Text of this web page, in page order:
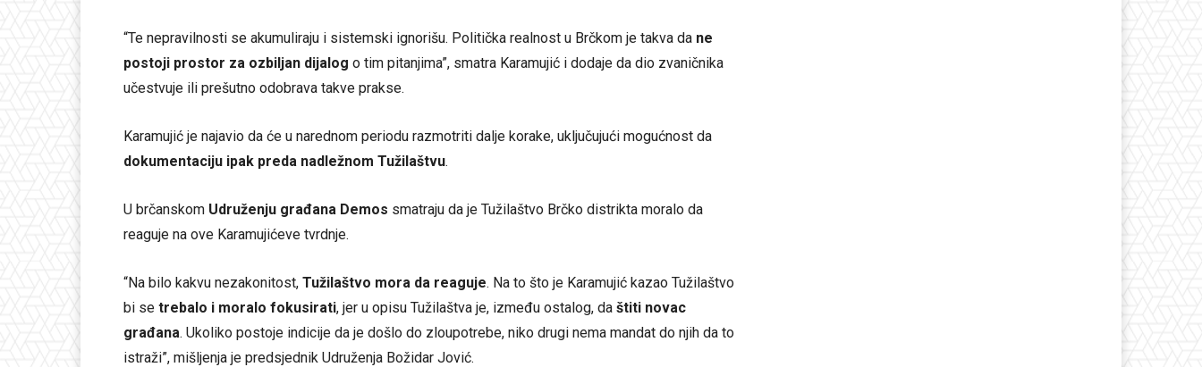
“Te nepravilnosti se akumuliraju i sistemski ignorišu. Politička realnost u Brčkom je takva da ne
postoji prostor za ozbiljan dijalog o tim pitanjima”, smatra Karamujić i dodaje da dio zvaničnika
učestvuje ili prešutno odobrava takve prakse.
Karamujić je najavio da će u narednom periodu razmotriti dalje korake, uključujući mogućnost da
dokumentaciju ipak preda nadležnom Tužilaštvu.
U brčanskom Udruženju građana Demos smatraju da je Tužilaštvo Brčko distrikta moralo da
reaguje na ove Karamujićeve tvrdnje.
“Na bilo kakvu nezakonitost, Tužilaštvo mora da reaguje. Na to što je Karamujić kazao Tužilaštvo
bi se trebalo i moralo fokusirati, jer u opisu Tužilaštva je, između ostalog, da štiti novac
građana. Ukoliko postoje indicije da je došlo do zloupotrebe, niko drugi nema mandat do njih da to
istraži”, mišljenja je predsjednik Udruženja Božidar Jović.